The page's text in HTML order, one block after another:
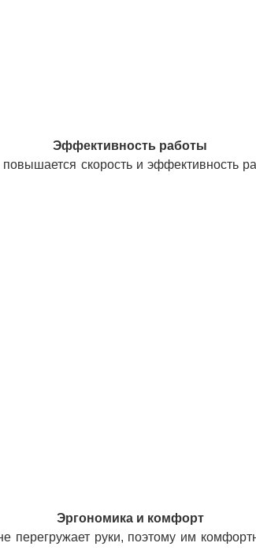
Эффективность работы
скорость и эффективность
Эргономика и комфорт
перегружает руки, поэтому им